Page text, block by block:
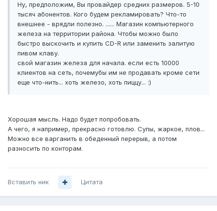
Ну, предположим, Вы провайдер средних размеров. 5-10
тысяч абонентов. Кого будем рекламировать? Что-то
внешнее - врядли полезно. ...... Магазин компьютерного
железа на территории района. Чтобы можно было
быстро выскочить и купить CD-R или заменить залитую
пивом клаву.
свой магазин железа для начала. если есть 10000
клиентов на сеть, почемубы им не продавать кроме сети
еще что-нить... хоть железо, хоть пиццу... :)
Хорошая мысль. Надо будет попробовать.
А чего, я например, прекрасно готовлю. Супы, жаркое, плов...
Можно все варганить в обеденный перерыв, а потом
разносить по конторам.
Вставить ник Цитата